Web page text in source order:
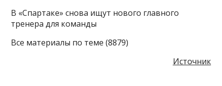
В «Спартаке» снова ищут нового главного
тренера для команды
Все материалы по теме (8879)
Источник